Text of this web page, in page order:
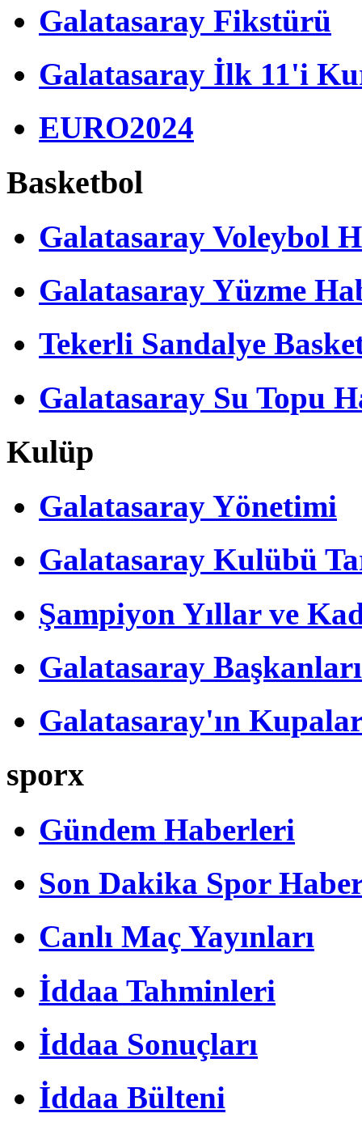
Galatasaray Fikstürü
Galatasaray İlk 11'i
EURO2024
Basketbol
Galatasaray Voleybol
Galatasaray Yüzme
Tekerli Sandalye
Galatasaray Su Topu
Kulüp
Galatasaray Yönetimi
Galatasaray Kulübü
Şampiyon Yıllar ve
Galatasaray Başkanları
Galatasaray'ın
sporx
Gündem Haberleri
Son Dakika Spor
Canlı Maç Yayınları
İddaa Tahminleri
İddaa Sonuçları
İddaa Bülteni